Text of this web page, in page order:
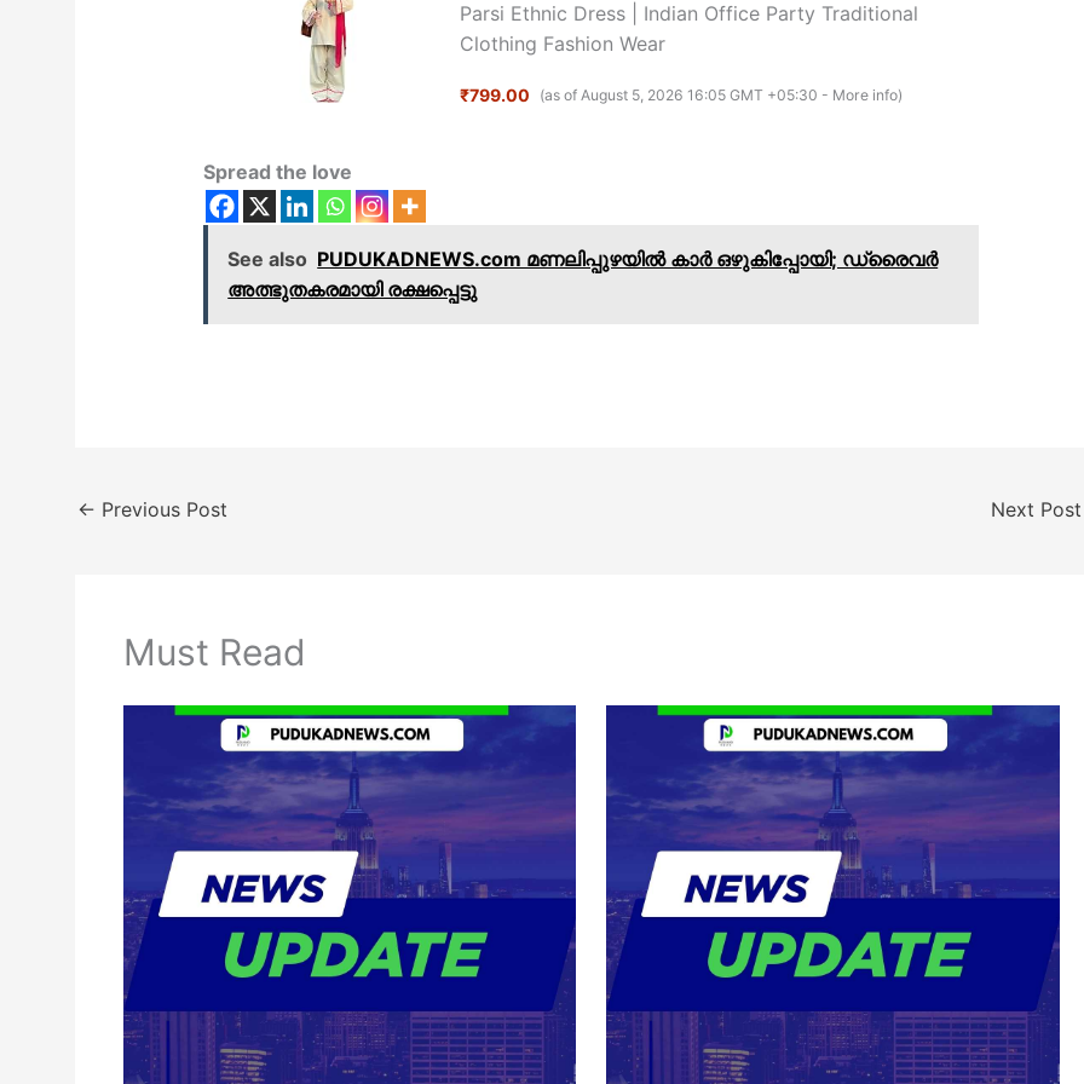
Parsi Ethnic Dress | Indian Office Party Traditional
Clothing Fashion Wear
₹799.00 (as of August 5, 2026 16:05 GMT +05:30 - More info)
Spread the love
See also PUDUKADNEWS.com മണലിപ്പുഴയിൽ കാർ ഒഴുകിപ്പോയി; ഡ്രൈവർ
അത്ഭുതകരമായി രക്ഷപ്പെട്ടു
← Previous Post Next
Must Read